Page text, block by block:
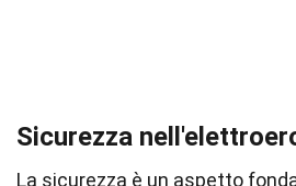
Sicurezza
La sicurezza è un aspetto